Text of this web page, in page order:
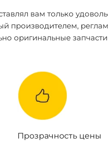
вам только
производителем,
оригинальные
Прозрачность цены